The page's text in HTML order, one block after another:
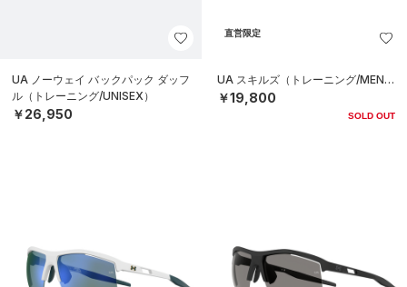
UA ノーウェイ バックパック ダッフ
ル（トレーニング/UNISEX）
￥26,950
直営限定
UA スキルズ（トレーニング/MEN）
￥19,800
SOLD OUT